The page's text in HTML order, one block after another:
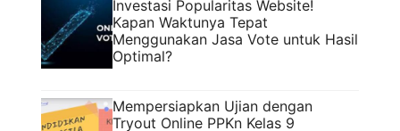
Investasi Popularitas Website!
Kapan Waktunya Tepat
Menggunakan Jasa Vote untuk Hasil
Optimal?
Mempersiapkan Ujian dengan
Tryout Online PPKn Kelas 9